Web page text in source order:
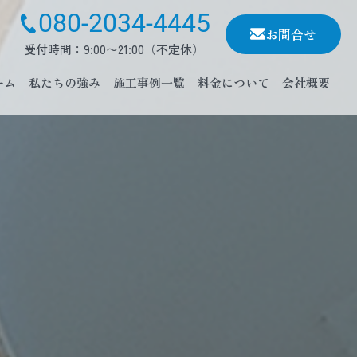
080-2034-4445
受付時間：9:00〜21:00（不定休）
お問合せ
ム 私たちの強み 施工事例一覧 料金について 会社概要